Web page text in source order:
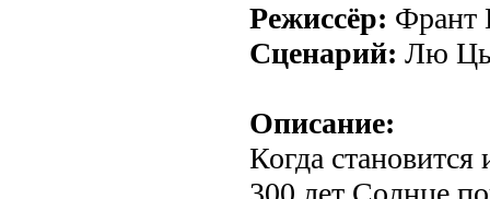
Режиссёр: Франт
Сценарий: Лю
Описание:
Когда становится